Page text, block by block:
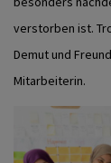
verstorben ist.
Demut und
Mitarbeiterin.